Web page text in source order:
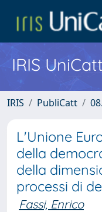
IRIS UniCatt
IRIS PubliCatt
L'Unione
della
della
processi di
Fassi, Enrico